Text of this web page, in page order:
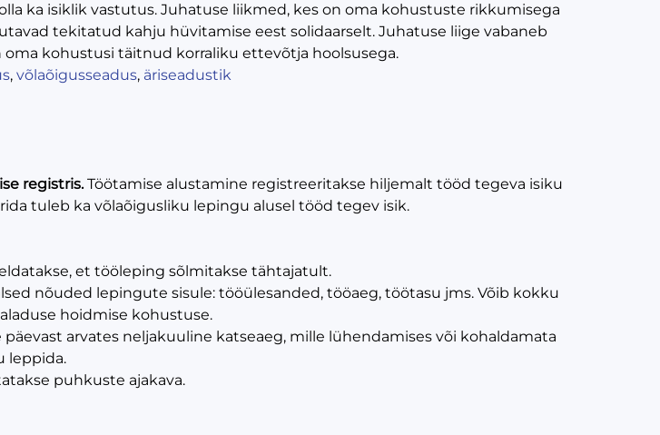
ka isiklik vastutus. Juhatuse liikmed, kes on oma kohustuste rikkumisega
tekitatud kahju hüvitamise eest solidaarselt. Juhatuse liige vabaneb
kohustusi täitnud korraliku ettevõtja hoolsusega.
, võlaõigusseadus, äriseadustik
registris.Töötamise alustamine registreeritakse hiljemalt tööd tegeva isiku
tuleb ka võlaõigusliku lepingu alusel tööd tegev isik.
et tööleping sõlmitakse tähtajatult.
nõuded lepingute sisule: tööülesanded, tööaeg, töötasu jms. Võib kokku
hoidmise kohustuse.
arvates neljakuuline katseaeg, mille lühendamises või kohaldamata
leppida.
puhkuste ajakava.